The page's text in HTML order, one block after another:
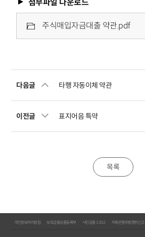
첨부파일 다운로드
주식매입자금대출 약관.pdf
다음글 타행 자동이체 약관
이전글 표지어음 특약
목록
개인정보처리방침 보호금융상품등록부 서민금융 1332 저축은행위법행위신고